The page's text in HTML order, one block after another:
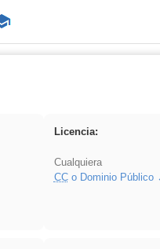
Licencia:
Cualquiera
CCo Dominio Público